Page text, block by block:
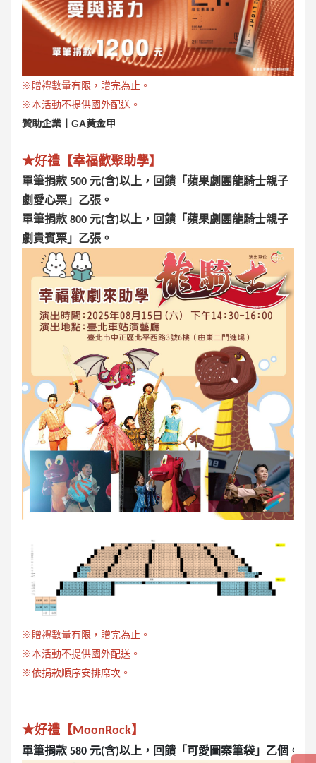
※贈禮數量有限，贈完為止。
※本活動不提供國外配送。
贊助企業｜ GA黃金甲
★好禮【幸福歡聚助學】
單筆捐款 500 元(含)以上，回饋「蘋果劇團龍騎士親子
劇愛心票」乙張。
單筆捐款 800 元(含)以上，回饋「蘋果劇團龍騎士親子
劇貴賓票」乙張。
※贈禮數量有限，贈完為止。
※本活動不提供國外配送。
※依捐款順序安排席次。
★好禮【MoonRock】
單筆捐款 580 元(含)以上，回饋「可愛圖案筆袋」乙個。